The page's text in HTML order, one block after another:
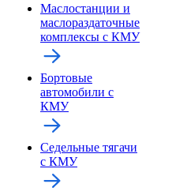
Маслостанции и
маслораздаточные
комплексы с КМУ
Бортовые
автомобили с
КМУ
Седельные тягачи
с КМУ